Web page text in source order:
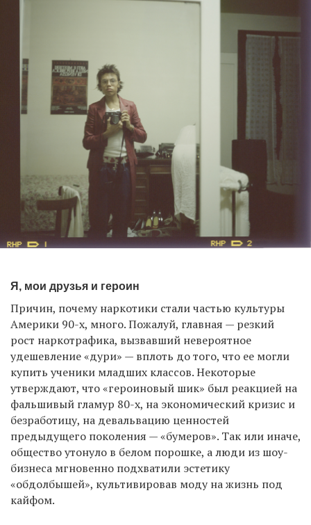
Я, мои друзья и героин
Причин, почему наркотики стали частью культуры
Америки 90-х, много. Пожалуй, главная — резкий
рост наркотрафика, вызвавший невероятное
удешевление «дури» — вплоть до того, что ее могли
купить ученики младших классов. Некоторые
утверждают, что «героиновый шик» был реакцией на
фальшивый гламур 80-х, на экономический кризис и
безработицу, на девальвацию ценностей
предыдущего поколения — «бумеров». Так или иначе,
общество утонуло в белом порошке, а люди из шоу-
бизнеса мгновенно подхватили эстетику
«обдолбышей», культивировав моду на жизнь под
кайфом.